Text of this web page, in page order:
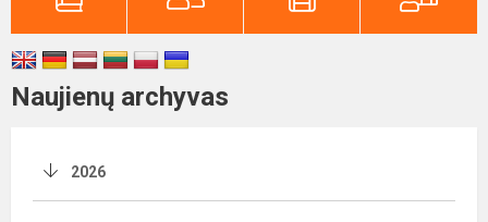
Naujienų archyvas
2026